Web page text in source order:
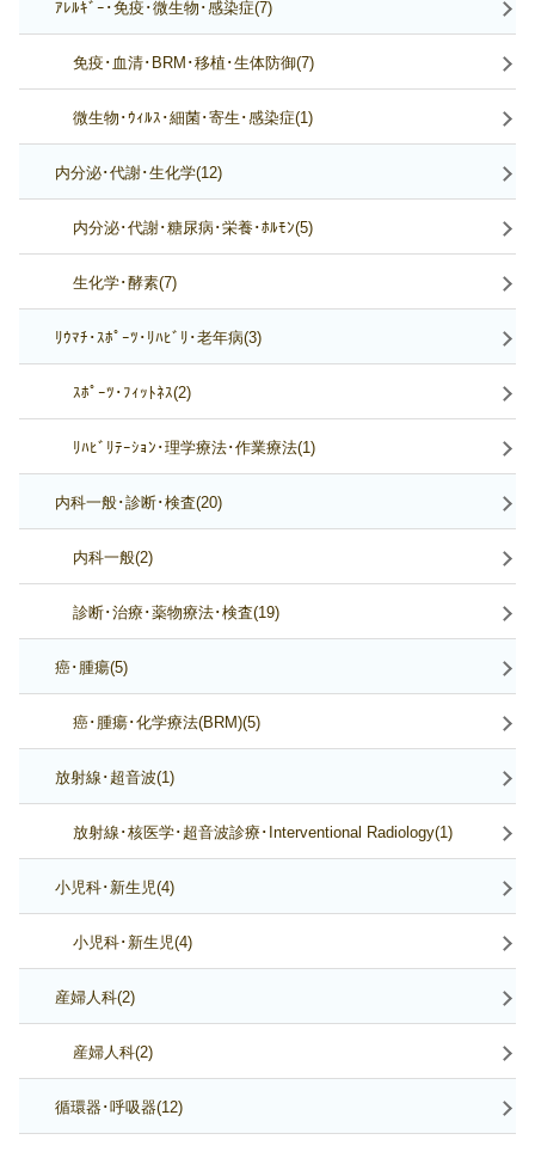
ｱﾚﾙｷﾞｰ･免疫･微生物･感染症(7)
免疫･血清･BRM･移植･生体防御(7)
微生物･ｳｨﾙｽ･細菌･寄生･感染症(1)
内分泌･代謝･生化学(12)
内分泌･代謝･糖尿病･栄養･ﾎﾙﾓﾝ(5)
生化学･酵素(7)
ﾘｳﾏﾁ･ｽﾎﾟｰﾂ･ﾘﾊﾋﾞﾘ･老年病(3)
ｽﾎﾟｰﾂ･ﾌｨｯﾄﾈｽ(2)
ﾘﾊﾋﾞﾘﾃｰｼｮﾝ･理学療法･作業療法(1)
内科一般･診断･検査(20)
内科一般(2)
診断･治療･薬物療法･検査(19)
癌･腫瘍(5)
癌･腫瘍･化学療法(BRM)(5)
放射線･超音波(1)
放射線･核医学･超音波診療･Interventional Radiology(1)
小児科･新生児(4)
小児科･新生児(4)
産婦人科(2)
産婦人科(2)
循環器･呼吸器(12)